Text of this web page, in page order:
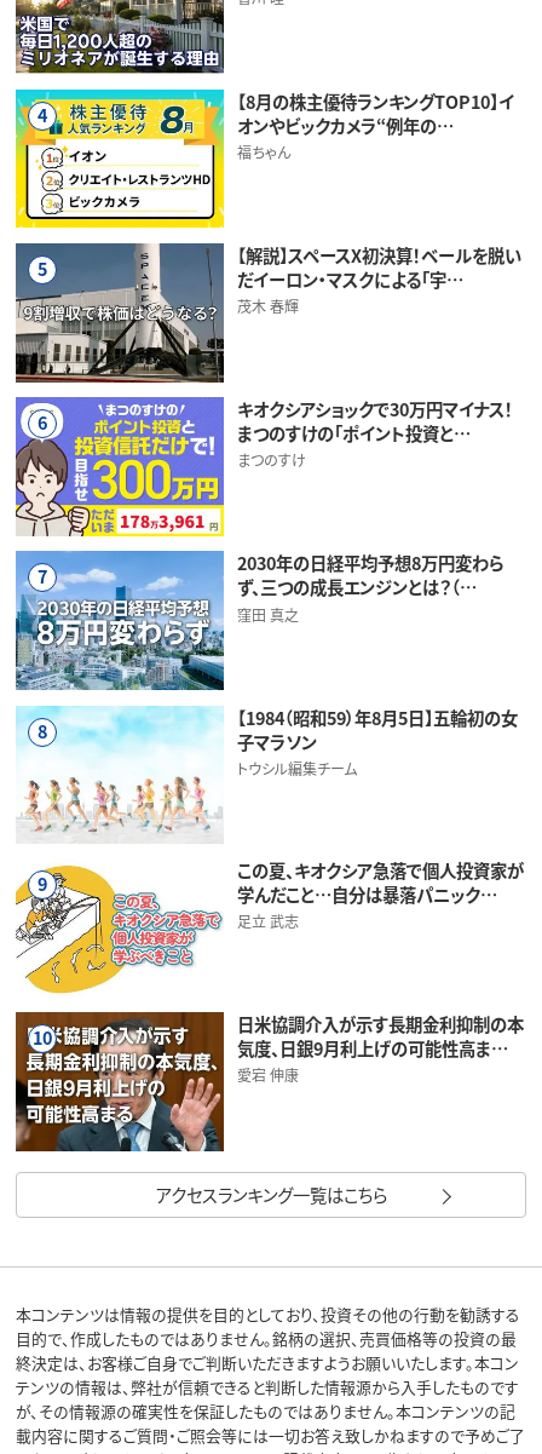
4
【8月の株主優待ランキングTOP10】イ
オンやビックカメラ“例年の…
福ちゃん
5
【解説】スペースX初決算！ベールを脱い
だイーロン・マスクによる「宇…
茂木 春輝
6
キオクシアショックで30万円マイナス！
まつのすけの「ポイント投資と…
まつのすけ
7
2030年の日経平均予想8万円変わら
ず、三つの成長エンジンとは？（…
窪田 真之
8
【1984（昭和59）年8月5日】五輪初の女
子マラソン
トウシル編集チーム
9
この夏、キオクシア急落で個人投資家が
学んだこと…自分は暴落パニック…
足立 武志
10
日米協調介入が示す長期金利抑制の本
気度、日銀9月利上げの可能性高ま…
愛宕 伸康
アクセスランキング一覧はこちら
本コンテンツは情報の提供を目的としており、投資その他の行動を勧誘する
目的で、作成したものではありません。銘柄の選択、売買価格等の投資の最
終決定は、お客様ご自身でご判断いただきますようお願いいたします。本コン
テンツの情報は、弊社が信頼できると判断した情報源から入手したものです
が、その情報源の確実性を保証したものではありません。本コンテンツの記
載内容に関するご質問・ご照会等には一切お答え致しかねますので予めご了